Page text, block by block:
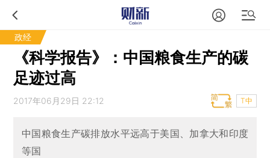
政经
《科学报告》：中国粮食生产的碳
足迹过高
2017年06月29日 22:12 T中
中国粮食生产碳排放水平远高于美国、加拿大和印度
等国